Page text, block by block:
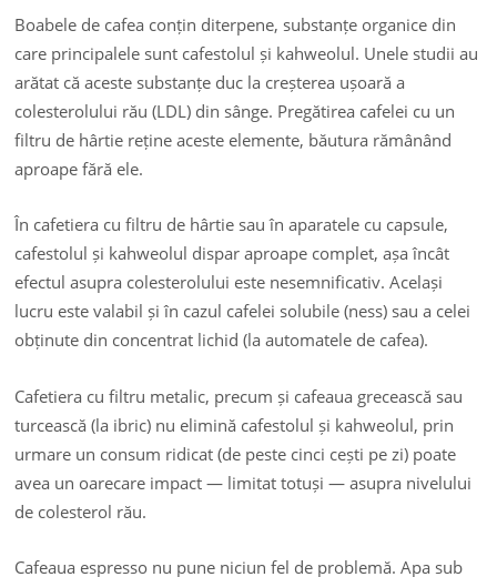
Boabele de cafea conțin diterpene, substanțe organice din
care principalele sunt cafestolul și kahweolul. Unele studii au
arătat că aceste substanțe duc la creșterea ușoară a
colesterolului rău (LDL) din sânge. Pregătirea cafelei cu un
filtru de hârtie reține aceste elemente, băutura rămânând
aproape fără ele.
În cafetiera cu filtru de hârtie sau în aparatele cu capsule,
cafestolul și kahweolul dispar aproape complet, așa încât
efectul asupra colesterolului este nesemnificativ. Același
lucru este valabil și în cazul cafelei solubile (ness) sau a celei
obținute din concentrat lichid (la automatele de cafea).
Cafetiera cu filtru metalic, precum și cafeaua grecească sau
turcească (la ibric) nu elimină cafestolul și kahweolul, prin
urmare un consum ridicat (de peste cinci cești pe zi) poate
avea un oarecare impact — limitat totuși — asupra nivelului
de colesterol rău.
Cafeaua espresso nu pune niciun fel de problemă. Apa sub